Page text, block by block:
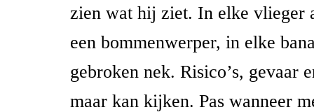
zien wat hij ziet. In elke vlieger
een bommenwerper, in elke
gebroken nek. Risico’s, gevaar
maar kan kijken. Pas wanneer